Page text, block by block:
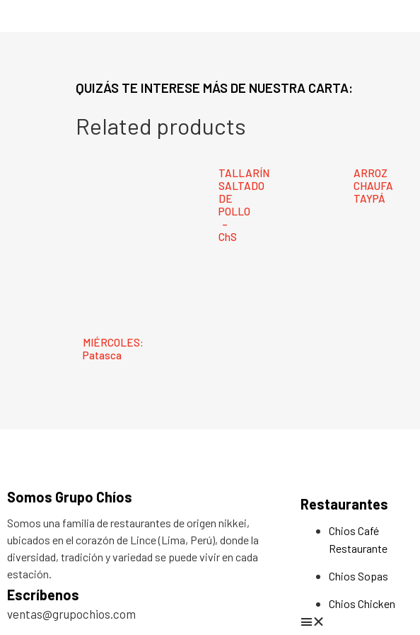
QUIZÁS TE INTERESE MÁS DE NUESTRA CARTA:
Related products
TALLARÍN
SALTADO
DE
POLLO
–
ChS
ARROZ
CHAUFA
TAYPÁ
MIÉRCOLES:
Patasca
Somos Grupo Chíos
Somos una familia de restaurantes de origen nikkei,
ubicados en el corazón de Lince (Lima, Perú), donde la
diversidad, tradición y variedad se puede vivir en cada
estación.
Escríbenos
ventas@grupochios.com
Restaurantes
Chios Café
Restaurante
Chios Sopas
Chios Chicken